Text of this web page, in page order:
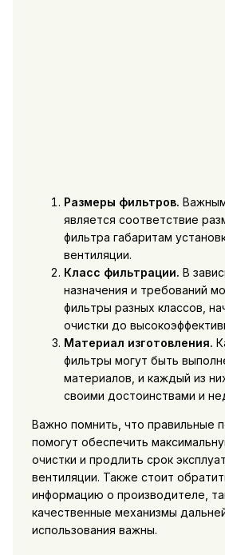
Размеры фильтров.
является соответствие
фильтра габаритам
вентиляции.
Класс фильтрации. В
назначения и требований
фильтры разных классов,
очистки до
Материал изготовления.
фильтры могут быть
материалов, и каждый из
своими достоинствами и
Важно помнить, что правильные
помогут обеспечить
очистки и продлить срок
вентиляции. Также стоит
информацию о производителе,
качественные механизмы
использования важны.